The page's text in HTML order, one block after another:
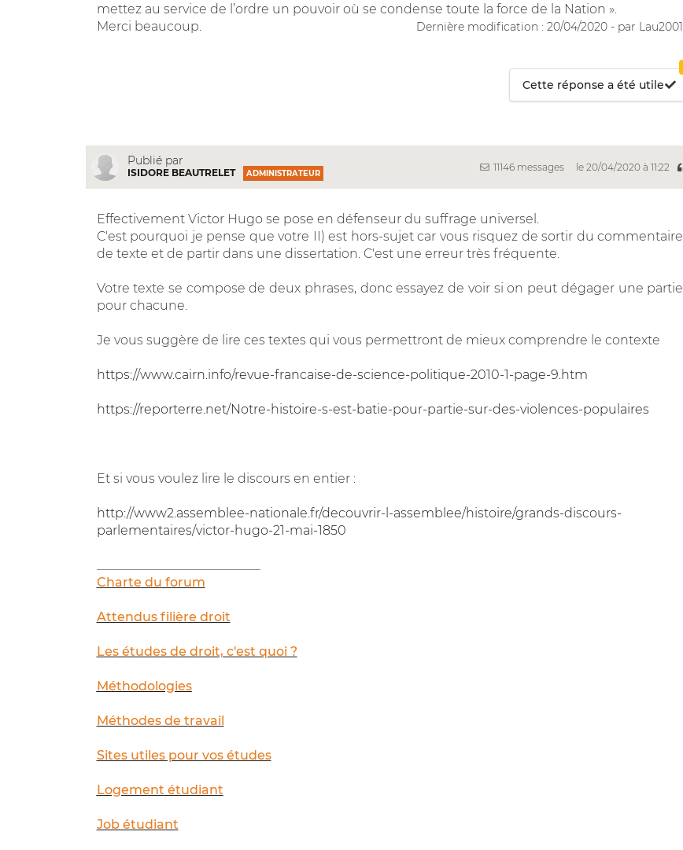
mettez au service de l’ordre un pouvoir où se condense toute la force de la Nation ».
Merci beaucoup.
Dernière modification : 20/04/2020 - par Lau2001
Cette réponse a été utile
Publié par
ISIDORE BEAUTRELET ADMINISTRATEUR
11146 messages le 20/04/2020 à 11:22
Effectivement Victor Hugo se pose en défenseur du suffrage universel.
C'est pourquoi je pense que votre II) est hors-sujet car vous risquez de sortir du commentaire
de texte et de partir dans une dissertation. C'est une erreur très fréquente.
Votre texte se compose de deux phrases, donc essayez de voir si on peut dégager une partie
pour chacune.
Je vous suggère de lire ces textes qui vous permettront de mieux comprendre le contexte
https://www.cairn.info/revue-francaise-de-science-politique-2010-1-page-9.htm
https://reporterre.net/Notre-histoire-s-est-batie-pour-partie-sur-des-violences-populaires
Et si vous voulez lire le discours en entier :
http://www2.assemblee-nationale.fr/decouvrir-l-assemblee/histoire/grands-discours-
parlementaires/victor-hugo-21-mai-1850
Charte du forum
Attendus filière droit
Les études de droit, c'est quoi ?
Méthodologies
Méthodes de travail
Sites utiles pour vos études
Logement étudiant
Job étudiant